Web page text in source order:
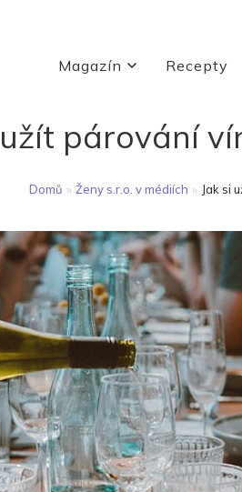
Magazín Recepty
užít párování
Domů » Ženy s.r.o. v médiích » Jak si